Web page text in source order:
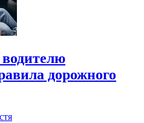
дорожного